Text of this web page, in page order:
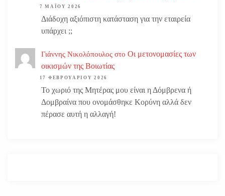
7 ΜΑΪ́ΟΥ 2026
Διάδοχη αξιόπιστη κατάσταση για την εταιρεία
υπάρχει ;;
Γιάννης Νικολόπουλος στο Οι μετονομασίες των
οικισμών της Βοιωτίας
17 ΦΕΒΡΟΥΑΡΊΟΥ 2026
Το χωριό της Μητέρας μου είναι η Δόμβρενα ή
Δομβραίνα που ονομάσθηκε Κορύνη αλλά δεν
πέρασε αυτή η αλλαγή!